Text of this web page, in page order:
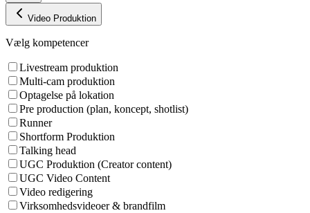
Video Produktion
Vælg kompetencer
Livestream produktion
Multi-cam produktion
Optagelse på lokation
Pre production (plan, koncept, shotlist)
Runner
Shortform Produktion
Talking head
UGC Produktion (Creator content)
UGC Video Content
Video redigering
Virksomhedsvideoer & brandfilm